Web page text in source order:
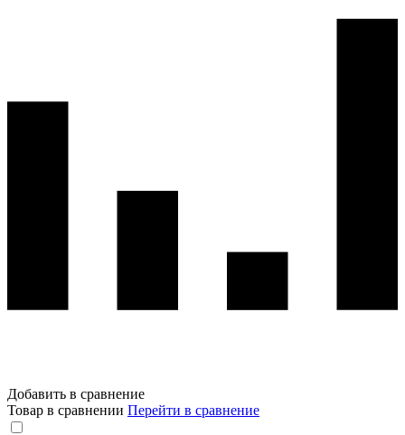
Добавить в сравнение
Товар в сравнении Перейти в сравнение